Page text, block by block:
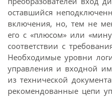
оставшийся
включения, но, тем не
его с «плюсом» или
соответствии с
Необходимые уровни
управления и входной
из технической
рекомендованные цепи